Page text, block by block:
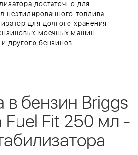
достаточно для
неэтилированного топлива
для долгого хранения
моечных машин,
другого бензинов
в бензин Briggs
Fuel Fit 250 мл -